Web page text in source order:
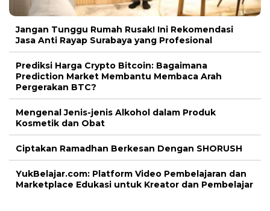
Jangan Tunggu Rumah Rusak! Ini Rekomendasi
Jasa Anti Rayap Surabaya yang Profesional
Prediksi Harga Crypto Bitcoin: Bagaimana
Prediction Market Membantu Membaca Arah
Pergerakan BTC?
Mengenal Jenis-jenis Alkohol dalam Produk
Kosmetik dan Obat
Ciptakan Ramadhan Berkesan Dengan SHORUSH
YukBelajar.com: Platform Video Pembelajaran dan
Marketplace Edukasi untuk Kreator dan Pembelajar